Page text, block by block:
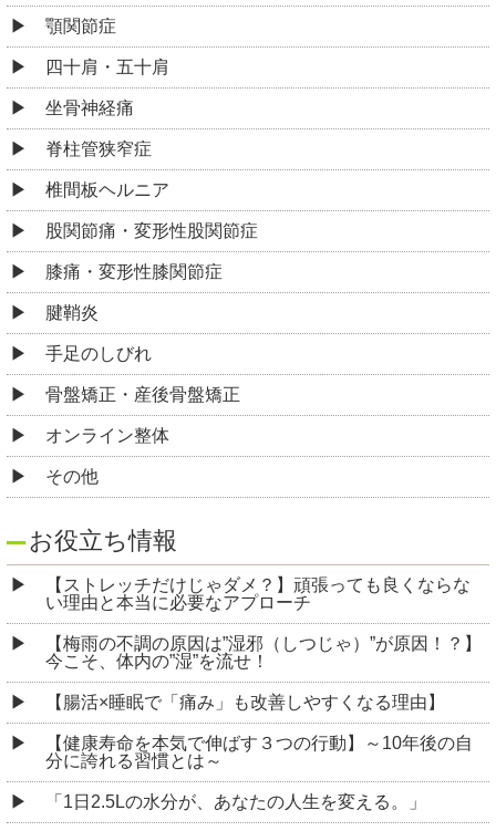
顎関節症
四十肩・五十肩
坐骨神経痛
脊柱管狭窄症
椎間板ヘルニア
股関節痛・変形性股関節症
膝痛・変形性膝関節症
腱鞘炎
手足のしびれ
骨盤矯正・産後骨盤矯正
オンライン整体
その他
お役立ち情報
【ストレッチだけじゃダメ？】頑張っても良くならな
い理由と本当に必要なアプローチ
【梅雨の不調の原因は”湿邪（しつじゃ）”が原因！？】
今こそ、体内の”湿”を流せ！
【腸活×睡眠で「痛み」も改善しやすくなる理由】
【健康寿命を本気で伸ばす３つの行動】～10年後の自
分に誇れる習慣とは～
「1日2.5Lの水分が、あなたの人生を変える。」